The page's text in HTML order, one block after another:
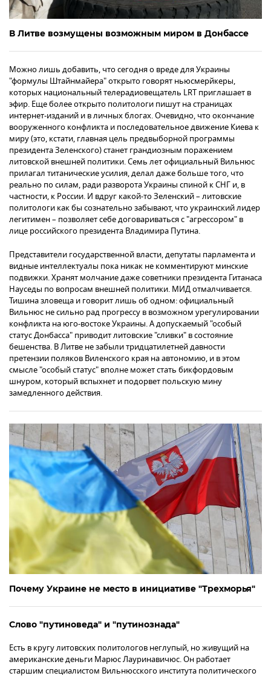
В Литве возмущены возможным миром в Донбассе
Можно лишь добавить, что сегодня о вреде для Украины
"формулы Штайнмайера" открыто говорят ньюсмерйкеры,
которых национальный телерадиовещатель LRT приглашает в
эфир. Еще более открыто политологи пишут на страницах
интернет-изданий и в личных блогах. Очевидно, что окончание
вооруженного конфликта и последовательное движение Киева к
миру (это, кстати, главная цель предвыборной программы
президента Зеленского) станет грандиозным поражением
литовской внешней политики. Семь лет официальный Вильнюс
прилагал титанические усилия, делал даже больше того, что
реально по силам, ради разворота Украины спиной к СНГ и, в
частности, к России. И вдруг какой-то Зеленский – литовские
политологи как бы сознательно забывают, что украинский лидер
легитимен – позволяет себе договариваться с "агрессором" в
лице российского президента Владимира Путина.
Представители государственной власти, депутаты парламента и
видные интеллектуалы пока никак не комментируют минские
подвижки. Хранят молчание даже советники президента Гитанаса
Науседы по вопросам внешней политики. МИД отмалчивается.
Тишина зловеща и говорит лишь об одном: официальный
Вильнюс не сильно рад прогрессу в возможном урегулировании
конфликта на юго-востоке Украины. А допускаемый "особый
статус Донбасса" приводит литовские "сливки" в состояние
бешенства. В Литве не забыли тридцатилетней давности
претензии поляков Виленского края на автономию, и в этом
смысле "особый статус" вполне может стать бикфордовым
шнуром, который вспыхнет и подорвет польскую мину
замедленного действия.
Почему Украине не место в инициативе "Трехморья"
Слово "путиноведа" и "путинознада"
Есть в кругу литовских политологов неглупый, но живущий на
американские деньги Марюс Лауринавичюс. Он работает
старшим специалистом Вильнюсского института политического